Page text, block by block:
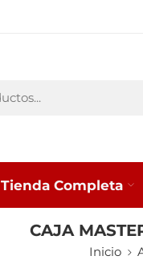
Tienda Completa
CAJA
Inicio